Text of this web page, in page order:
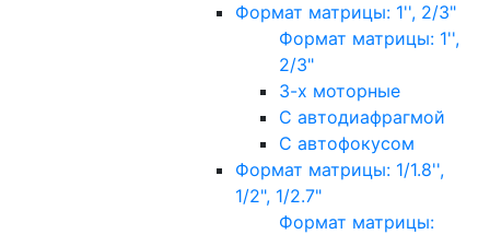
Формат матрицы: 1'', 2/3"
Формат матрицы: 1'',
2/3"
3-х моторные
С автодиафрагмой
С автофокусом
Формат матрицы: 1/1.8'',
1/2", 1/2.7"
Формат матрицы: